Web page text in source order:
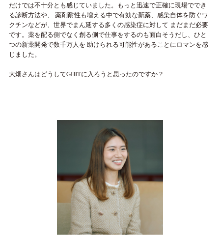
だけでは不十分とも感じていました。もっと迅速で正確に現場ででき
る診断方法や、 薬剤耐性も増える中で有効な新薬、感染自体を防ぐワ
クチンなどが、世界でまん延する多くの感染症に対して まだまだ必要
です。薬を配る側でなく創る側で仕事をするのも面白そうだし、ひと
つの新薬開発で数千万人を 助けられる可能性があることにロマンを感
じました。
大畑さんはどうしてGHITに入ろうと思ったのですか？